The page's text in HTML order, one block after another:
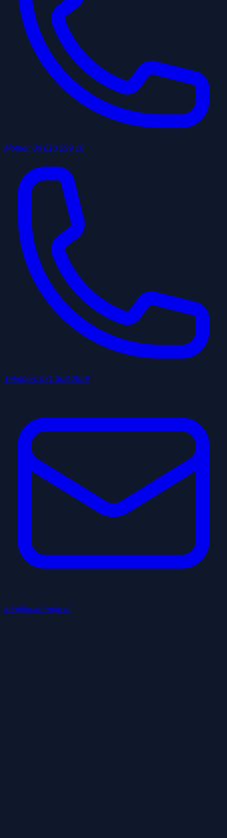
Mobiel: 06 810 299 10
Telefoon: 071 303 2959
info@taxirijndijk.nl